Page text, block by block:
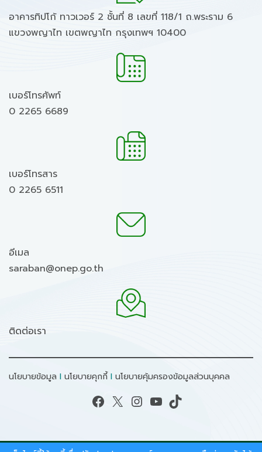
อาคารทิปโก้ ทาวเวอร์ 2 ชั้นที่ 8 เลขที่ 118/1 ถ.พระราม 6
แขวงพญาไท เขตพญาไท กรุงเทพฯ 10400
เบอร์โทรศัพท์
0 2265 6689
เบอร์โทรสาร
0 2265 6511
อีเมล
saraban@onep.go.th
ติดต่อเรา
นโยบายข้อมูล I นโยบายคุกกี้ I นโยบายคุ้มครองข้อมูลส่วนบุคคล
Facebook X Instagram YouTube TikTok